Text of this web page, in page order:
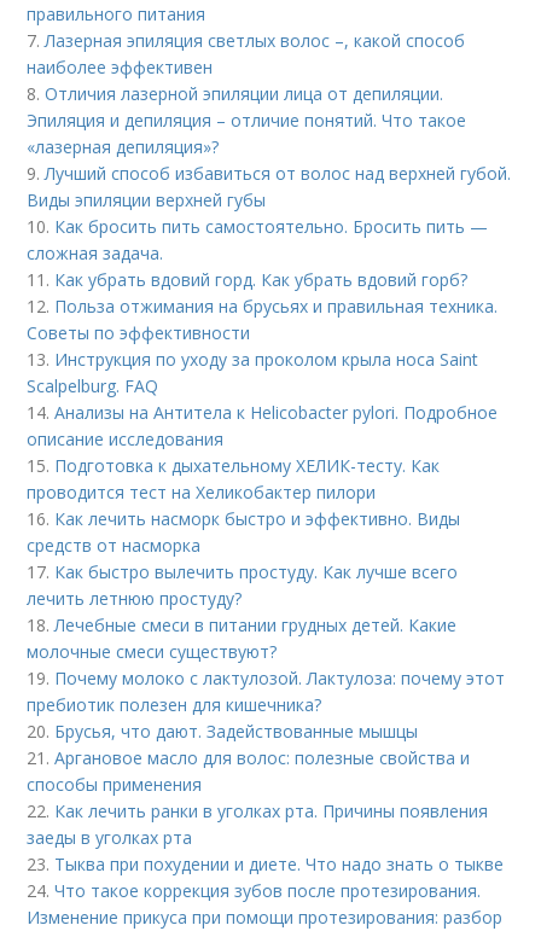
правильного питания
7.Лазерная эпиляция светлых волос –, какой способ
наиболее эффективен
8.Отличия лазерной эпиляции лица от депиляции.
Эпиляция и депиляция – отличие понятий. Что такое
«лазерная депиляция»?
9.Лучший способ избавиться от волос над верхней губой.
Виды эпиляции верхней губы
10. Как бросить пить самостоятельно. Бросить пить —
сложная задача.
11. Как убрать вдовий горд. Как убрать вдовий горб?
12. Польза отжимания на брусьях и правильная техника.
Советы по эффективности
13. Инструкция по уходу за проколом крыла носа Saint
Scalpelburg. FAQ
14.Анализы на Антитела к Helicobacter pylori. Подробное
описание исследования
15. Подготовка к дыхательному ХЕЛИК-тесту. Как
проводится тест на Хеликобактер пилори
16. Как лечить насморк быстро и эффективно. Виды
средств от насморка
17. Как быстро вылечить простуду. Как лучше всего
лечить летнюю простуду?
18.Лечебные смеси в питании грудных детей. Какие
молочные смеси существуют?
19. Почему молоко с лактулозой. Лактулоза: почему этот
пребиотик полезен для кишечника?
20. Брусья, что дают. Задействованные мышцы
21.Аргановое масло для волос: полезные свойства и
способы применения
22. Как лечить ранки в уголках рта. Причины появления
заеды в уголках рта
23. Тыква при похудении и диете. Что надо знать о тыкве
24.Что такое коррекция зубов после протезирования.
Изменение прикуса при помощи протезирования: разбор